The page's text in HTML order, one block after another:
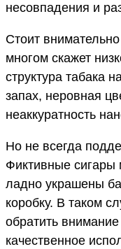
несовпадения и
Стоит
многом скажет
структура табака
запах, неровная
неаккуратность
Но не всегда
Фиктивные сигары
ладно украшены
коробку. В таком
обратить
качественное